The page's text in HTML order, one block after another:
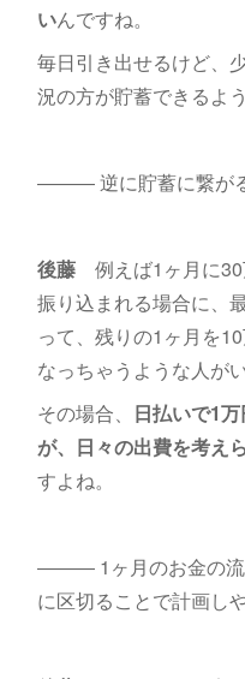
いんですね。
毎日引き出せるけど、
況の方が貯蓄できるよ
――― 逆に貯蓄に繋がる
後藤例えば1ヶ月に30
振り込まれる場合に、
って、残りの1ヶ月を
なっちゃうような人が
その場合、 日払いで1
が、日々の出費を考え
すよね。
――― 1ヶ月のお金の流
に区切ることで計画し